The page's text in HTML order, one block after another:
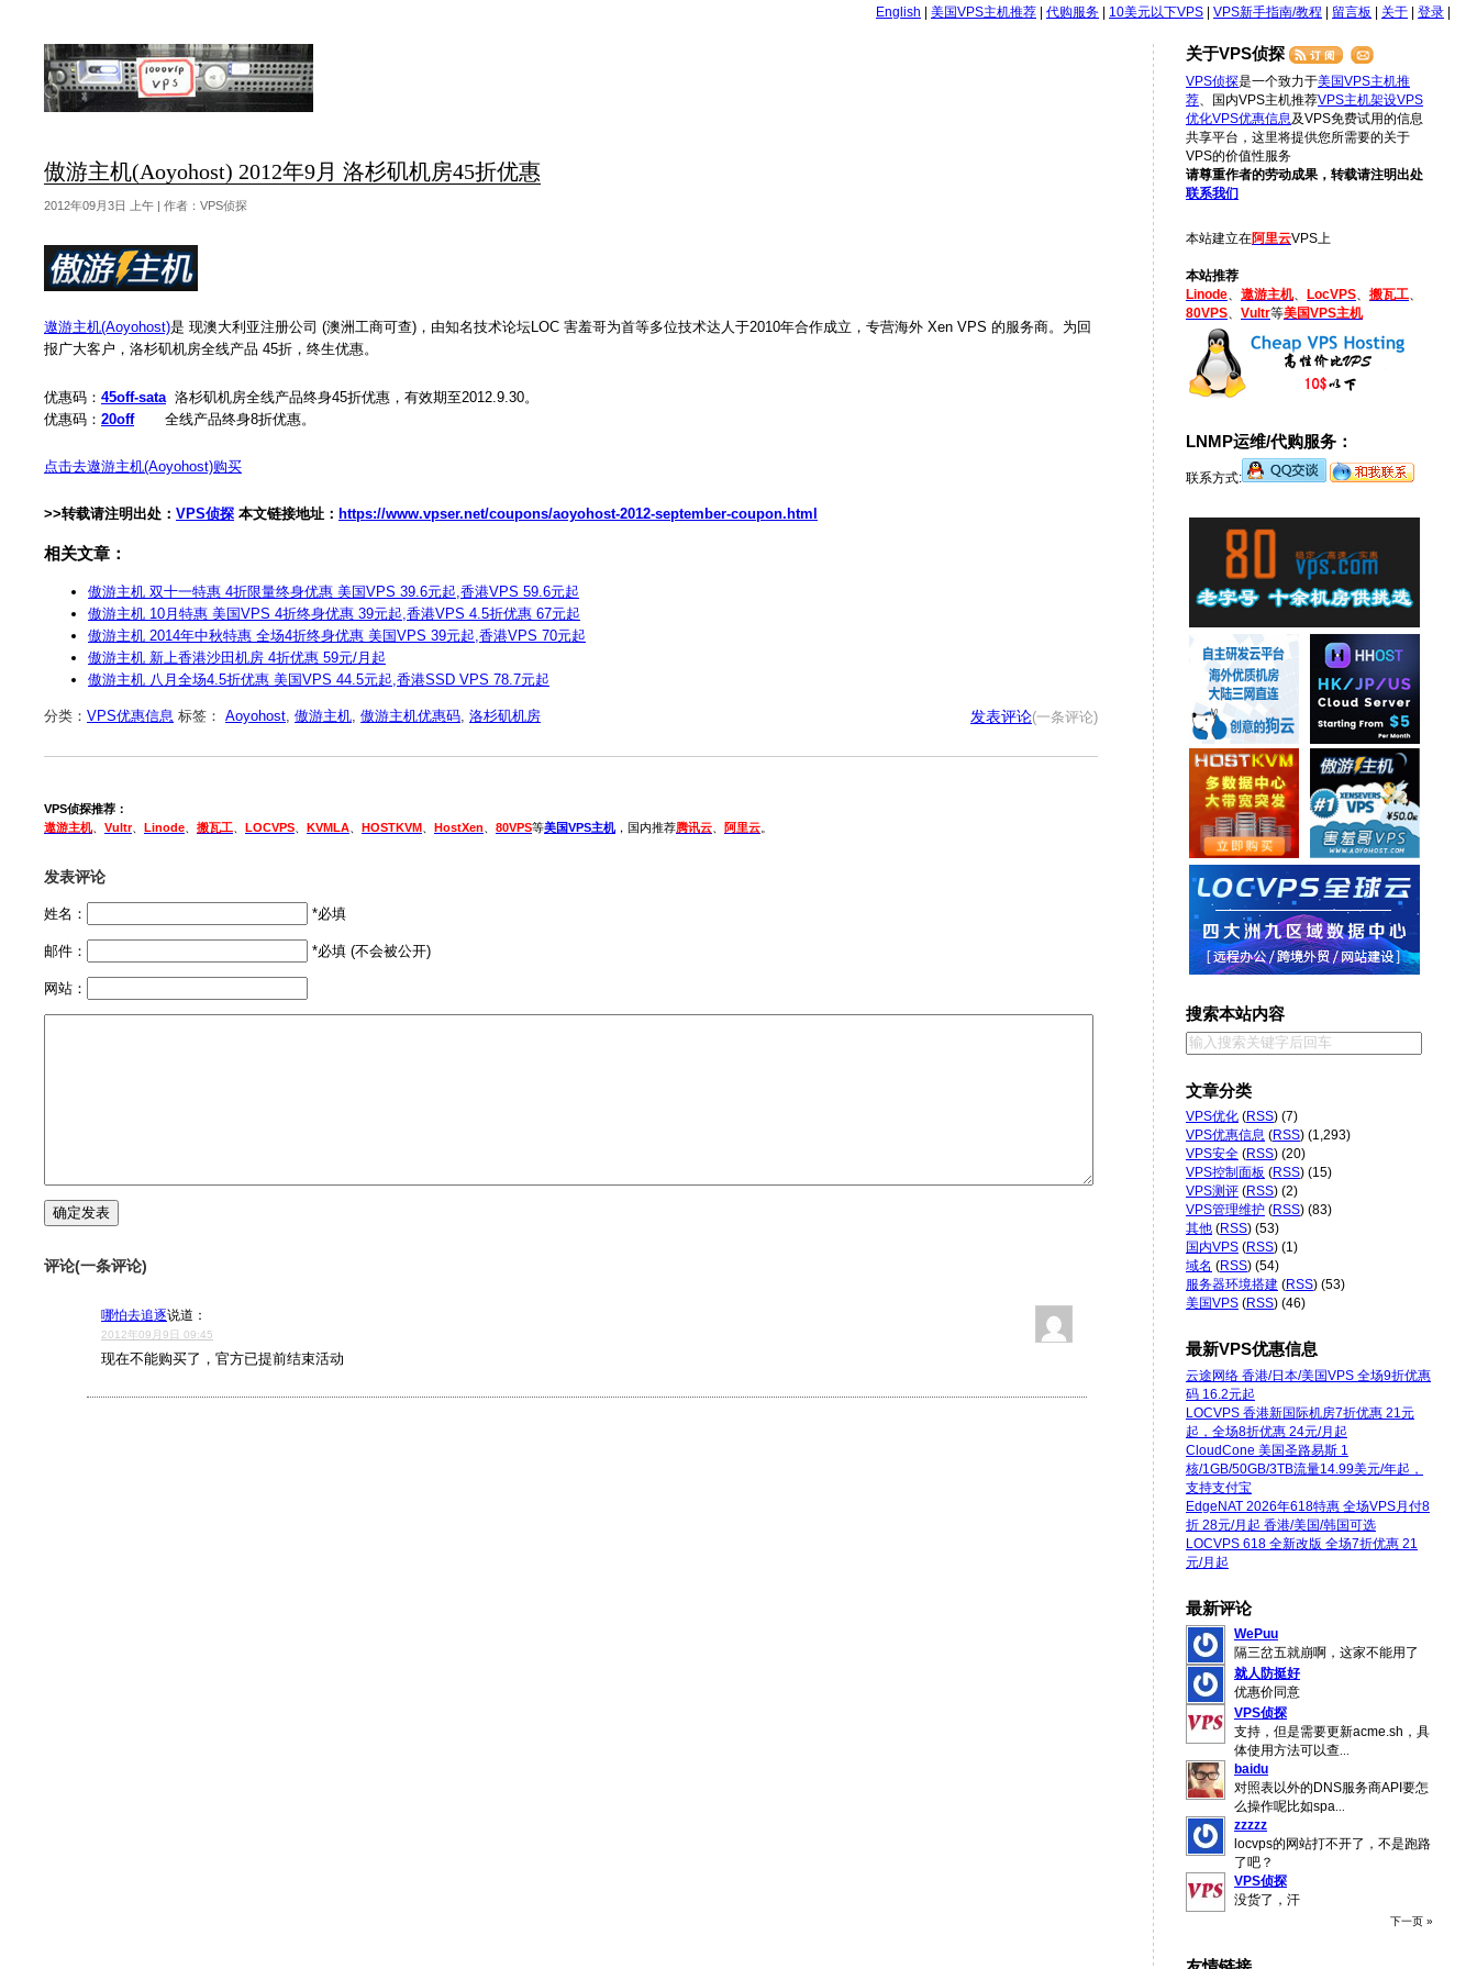
English 美国VPS主机推荐 代购服务 10美元以下VPS VPS新手指南/教程 留言板 关于 登录
傲游主机(Aoyohost) 2012年9月 洛杉矶机房45折优惠
2012年09月3日 上午 | 作者：VPS侦探
遨游主机(Aoyohost)是 现澳大利亚注册公司 (澳洲工商可查)，由知名技术论坛LOC 害羞哥为首等多位技术达人于2010年合作成立，专营海外 Xen VPS 的服务商。为回
报广大客户，洛杉矶机房全线产品 45折，终生优惠。
优惠码： 45off-sata 洛杉矶机房全线产品终身45折优惠，有效期至2012.9.30。
优惠码： 20off全线产品终身8折优惠。
点击去遨游主机(Aoyohost)购买
>>转载请注明出处： VPS侦探 本文链接地址： https://www.vpser.net/coupons/aoyohost-2012-september-coupon.html
相关文章：
傲游主机 双十一特惠 4折限量终身优惠 美国VPS 39.6元起,香港VPS 59.6元起
傲游主机 10月特惠 美国VPS 4折终身优惠 39元起,香港VPS 4.5折优惠 67元起
傲游主机 2014年中秋特惠 全场4折终身优惠 美国VPS 39元起,香港VPS 70元起
傲游主机 新上香港沙田机房 4折优惠 59元/月起
傲游主机 八月全场4.5折优惠 美国VPS 44.5元起,香港SSD VPS 78.7元起
发表评论(一条评论)
分类： VPS优惠信息 标签： Aoyohost 傲游主机 傲游主机优惠码 洛杉矶机房
VPS侦探推荐：
遨游主机
Vultr、 Linode 搬瓦工 LOCVPS KVMLA HOSTKVM HostXen 80VPS等美国VPS主机 ，国内推荐腾讯云 阿里云。
发表评论
姓名： *必填
邮件： *必填 (不会被公开)
网站：
评论(一条评论)
哪怕去追逐说道：
2012年09月9日 09:45
现在不能购买了，官方已提前结束活动
关于VPS侦探
VPS侦探是一个致力于美国VPS主机推
荐 、国内VPS主机推荐VPS主机架设VPS
优化VPS优惠信息 及VPS免费试用的信息
共享平台，这里将提供您所需要的关于
VPS的价值性服务
请尊重作者的劳动成果，转载请注明出处
联系我们
本站建立在阿里云VPS上
本站推荐
Linode
遨游主机、 LocVPS 搬瓦工
80VPS
Vultr等美国VPS主机
LNMP运维/代购服务：
联系方式:
搜索本站内容
文章分类
VPS优化 (RSS) (7)
VPS优惠信息 (RSS) (1,293)
VPS安全 (RSS) (20)
VPS控制面板 (RSS) (15)
VPS测评 (RSS) (2)
VPS管理维护 (RSS) (83)
其他 (RSS) (53)
国内VPS (RSS) (1)
域名 (RSS) (54)
服务器环境搭建 (RSS) (53)
美国VPS (RSS) (46)
最新VPS优惠信息
云途网络 香港/日本/美国VPS 全场9折优惠
码 16.2元起
LOCVPS 香港新国际机房7折优惠 21元
起，全场8折优惠 24元/月起
CloudCone 美国圣路易斯 1
核/1GB/50GB/3TB流量14.99美元/年起，
支持支付宝
EdgeNAT 2026年618特惠 全场VPS月付8
折 28元/月起 香港/美国/韩国可选
LOCVPS 618 全新改版 全场7折优惠 21
元/月起
最新评论
WePuu
隔三岔五就崩啊，这家不能用了
就人防挺好
优惠价同意
VPS侦探
支持，但是需要更新acme.sh，具
体使用方法可以查
baidu
对照表以外的DNS服务商API要怎
么操作呢比如spa
zzzzz
locvps的网站打不开了，不是跑路
了吧？
VPS侦探
没货了，汗
下一页 »